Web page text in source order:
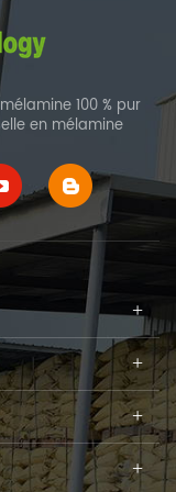
100 % pur
en mélamine